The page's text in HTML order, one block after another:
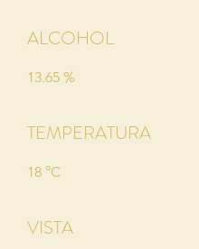
ALCOHOL
13.65 %
TEMPERATURA
18 °C
VISTA